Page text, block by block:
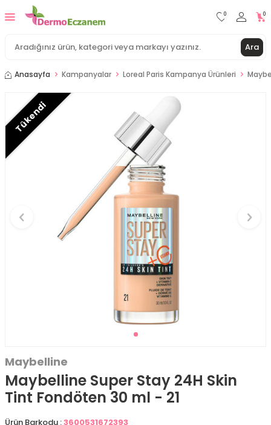
Ara
0 0
Anasayfa Kampanyalar Loreal Paris Kampanya Ürünleri
Tükendi
Maybelline
Maybelline Super Stay 24H Skin
Tint Fondöten 30 ml - 21
Ürün Barkodu :3600531672393